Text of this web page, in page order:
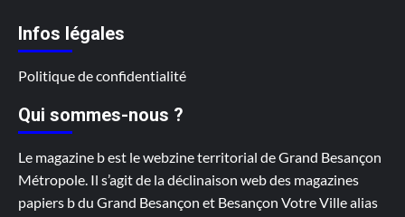
Infos légales
Politique de confidentialité
Qui sommes-nous ?
Le magazine b est le webzine territorial de Grand Besançon
Métropole. Il s’agit de la déclinaison web des magazines
papiers b du Grand Besançon et Besançon Votre Ville alias